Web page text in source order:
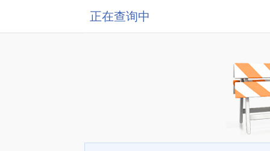
正在查询中